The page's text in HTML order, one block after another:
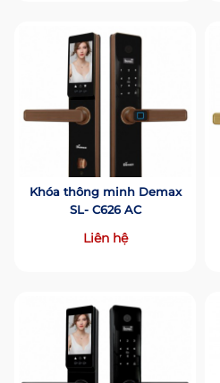
Khóa thông minh Demax
SL- C626 AC
Liên hệ